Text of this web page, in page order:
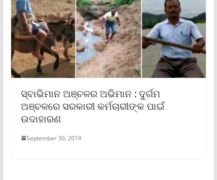
ସ୍ବାଭିମାନ ଅଞ୍ଚଳର ଅଭିମାନ : ଦୁର୍ଗମ
ଅଞ୍ଚଳରେ ସରକାରୀ କର୍ମଚାରୀଙ୍କ ପାଇଁ
ଉଦାହାରଣ
September 30, 2019